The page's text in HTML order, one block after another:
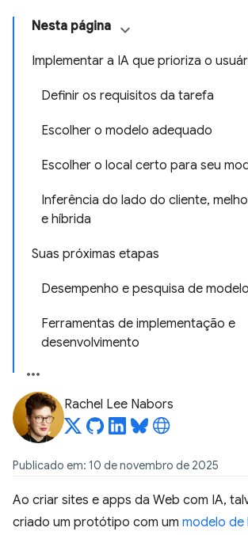
Nesta página
Implementar a IA que prioriza o
Definir os requisitos da tarefa
Escolher o modelo adequado
Escolher o local certo para seu
Inferência do lado do cliente,
e híbrida
Suas próximas etapas
Desempenho e pesquisa de
Ferramentas de implementação e
desenvolvimento
Rachel Lee Nabors
Publicado em: 10 de novembro de 2025
Ao criar sites e apps da Web com IA,
criado um protótipo com um modelo de